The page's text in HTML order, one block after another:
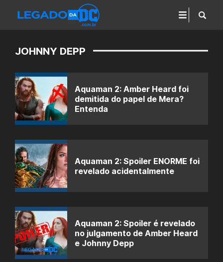
JOHNNY DEPP
Aquaman 2: Amber Heard foi
demitida do papel de Mera?
Entenda
Aquaman 2: Spoiler ENORME foi
revelado acidentalmente
Aquaman 2: Spoiler é revelado
no julgamento de Amber Heard
e Johnny Depp